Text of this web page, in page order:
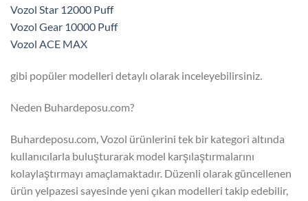
Vozol Star 12000 Puff
Vozol Gear 10000 Puff
Vozol ACE MAX
gibi popüler modelleri detaylı olarak inceleyebilirsiniz.
Neden Buhardeposu.com?
Buhardeposu.com, Vozol ürünlerini tek bir kategori altında
kullanıcılarla buluşturarak model karşılaştırmalarını
kolaylaştırmayı amaçlamaktadır. Düzenli olarak güncellenen
ürün yelpazesi sayesinde yeni çıkan modelleri takip edebilir,